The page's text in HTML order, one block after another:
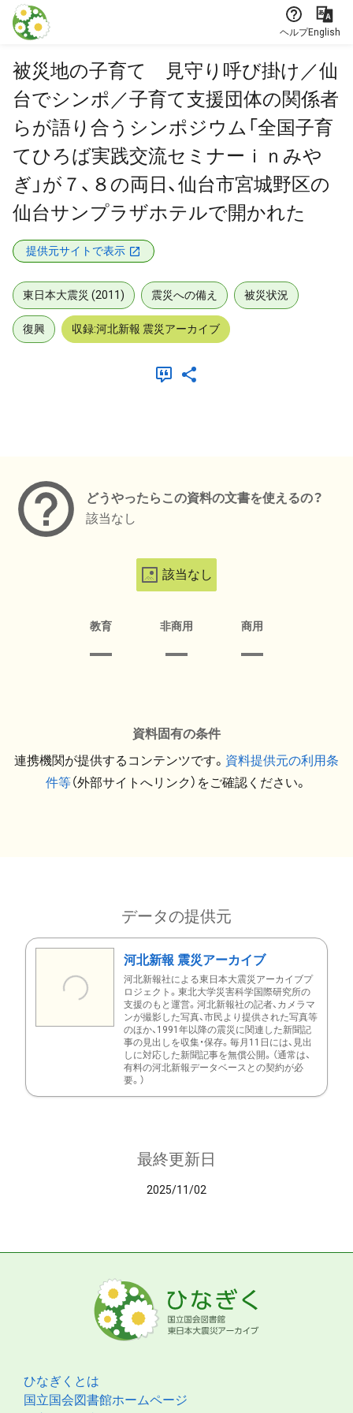
本文に飛ぶ
ヘルプEnglish
被災地の子育て 見守り呼び掛け／仙
台でシンポ／子育て支援団体の関係者
らが語り合うシンポジウム「全国子育
てひろば実践交流セミナーｉｎみや
ぎ」が７、８の両日、仙台市宮城野区の
仙台サンプラザホテルで開かれた
提供元サイトで表示
東日本大震災 (2011) 震災への備え 被災状況
復興 収録:河北新報 震災アーカイブ
どうやったらこの資料の文書を使えるの？
該当なし
該当なし
教育 非商用 商用
資料固有の条件
連携機関が提供するコンテンツです。 資料提供元の利用条
件等（外部サイトへリンク）をご確認ください。
データの提供元
河北新報 震災アーカイブ
河北新報社による東日本大震災アーカイブプ
ロジェクト。東北大学災害科学国際研究所の
支援のもと運営。河北新報社の記者、カメラマ
ンが撮影した写真、市民より提供された写真等
のほか、1991年以降の震災に関連した新聞記
事の見出しを収集・保存。毎月11日には、見出
しに対応した新聞記事を無償公開。（通常は、
有料の河北新報データベースとの契約が必
要。）
最終更新日
2025/11/02
ひなぎくとは
国立国会図書館ホームページ